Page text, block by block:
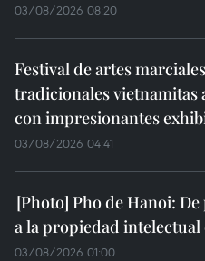
03/08/2026 08:20
Festival de artes marciales
tradicionales vietnamitas
con impresionantes
03/08/2026 04:41
Pho de Hanoi:
a la propiedad
03/08/2026 01:00